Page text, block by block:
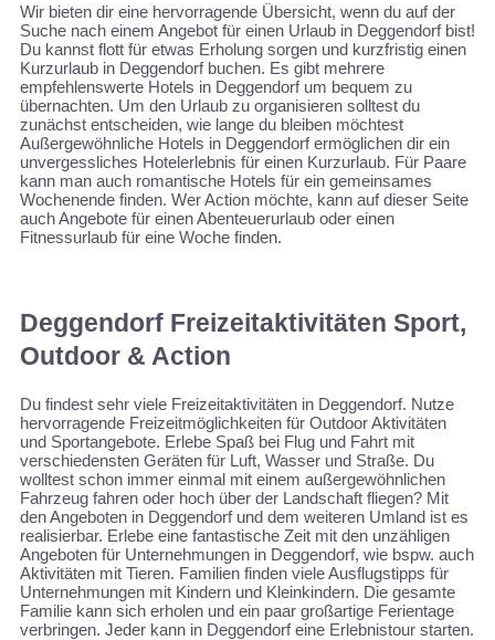
Wir bieten dir eine hervorragende Übersicht, wenn du auf der
Suche nach einem Angebot für einen Urlaub in Deggendorf bist!
Du kannst flott für etwas Erholung sorgen und kurzfristig einen
Kurzurlaub in Deggendorf buchen. Es gibt mehrere
empfehlenswerte Hotels in Deggendorf um bequem zu
übernachten. Um den Urlaub zu organisieren solltest du
zunächst entscheiden, wie lange du bleiben möchtest
Außergewöhnliche Hotels in Deggendorf ermöglichen dir ein
unvergessliches Hotelerlebnis für einen Kurzurlaub. Für Paare
kann man auch romantische Hotels für ein gemeinsames
Wochenende finden. Wer Action möchte, kann auf dieser Seite
auch Angebote für einen Abenteuerurlaub oder einen
Fitnessurlaub für eine Woche finden.
Deggendorf Freizeitaktivitäten Sport,
Outdoor & Action
Du findest sehr viele Freizeitaktivitäten in Deggendorf. Nutze
hervorragende Freizeitmöglichkeiten für Outdoor Aktivitäten
und Sportangebote. Erlebe Spaß bei Flug und Fahrt mit
verschiedensten Geräten für Luft, Wasser und Straße. Du
wolltest schon immer einmal mit einem außergewöhnlichen
Fahrzeug fahren oder hoch über der Landschaft fliegen? Mit
den Angeboten in Deggendorf und dem weiteren Umland ist es
realisierbar. Erlebe eine fantastische Zeit mit den unzähligen
Angeboten für Unternehmungen in Deggendorf, wie bspw. auch
Aktivitäten mit Tieren. Familien finden viele Ausflugstipps für
Unternehmungen mit Kindern und Kleinkindern. Die gesamte
Familie kann sich erholen und ein paar großartige Ferientage
verbringen. Jeder kann in Deggendorf eine Erlebnistour starten.